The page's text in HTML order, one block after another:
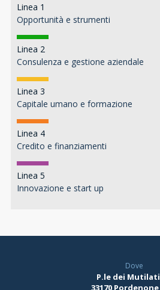
Linea 1
Opportunità e strumenti
Linea 2
Consulenza e gestione aziendale
Linea 3
Capitale umano e formazione
Linea 4
Credito e finanziamenti
Linea 5
Innovazione e start up
Dove
P.le dei
33170 Pordenone